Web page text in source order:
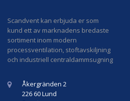
Scandvent kan erbjuda er som
kund ett av marknadens bredaste
sortiment inom modern
processventilation, stoftavskiljning
och industriell centraldammsugning
Åkergränden 2
226 60 Lund